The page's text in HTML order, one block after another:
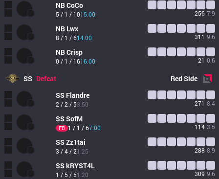
NBCoCo
5 / 1 / 1015.00 256 7.9
NB Lwx
8 / 1 / 614.00 311 9.6
NBCrisp
0 / 1 / 1616.00 21 0.6
SS Defeat RedSide
SS Flandre
2 / 2 / 53.50 271 8.4
SSSofM
FB 1 / 1 / 67.00 114 3.5
SSZz1tai
3 / 4 / 21.25 288 8.9
SSkRYST4L
1 / 5 / 51.20 309 9.6